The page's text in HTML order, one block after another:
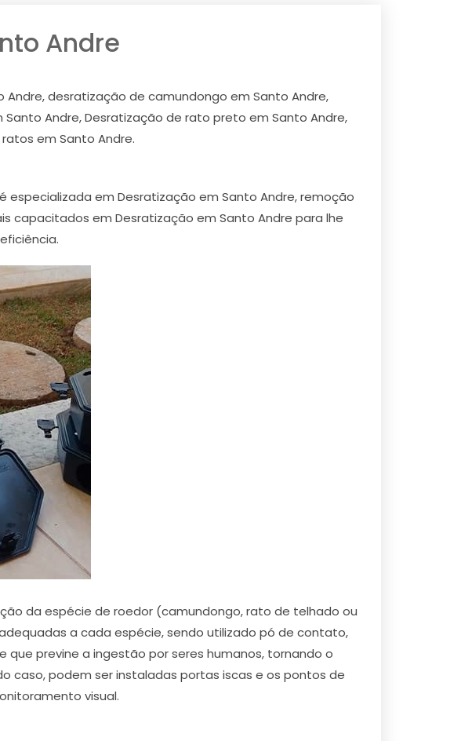
Andre
desratização de camundongo em Santo Andre,
Andre, Desratização de rato preto em Santo Andre,
em Santo Andre.
especializada em Desratização em Santo Andre, remoção
capacitados em Desratização em Santo Andre para lhe
da espécie de roedor (camundongo, rato de telhado ou
a cada espécie, sendo utilizado pó de contato,
previne a ingestão por seres humanos, tornando o
caso, podem ser instaladas portas iscas e os pontos de
visual.